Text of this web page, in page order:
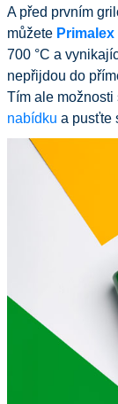
A před prvním
můžete
700 °C a
nepřijdou do
Tím ale
nabídku a pusťte